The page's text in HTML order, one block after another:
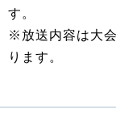
す。
※放送内容は大
ります。